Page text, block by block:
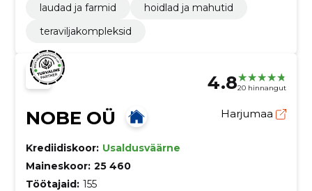
laudad ja farmid
hoidlad ja mahutid
teraviljakompleksid
4.820 hinnangut
NOBE OÜ Harjumaa
Krediidiskoor: Usaldusväärne
Maineskoor: 25 460
Töötajaid: 155